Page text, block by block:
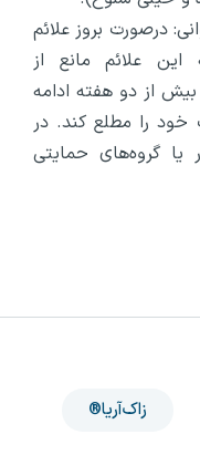
درصورت بروز علائم
علائم مانع از
از دو هفته ادامه
خود را مطلع کند. در
گروه‌های حمایتی
زاک‌آریا®